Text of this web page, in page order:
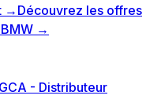
→ Découvrez les offres
→
- Distributeur